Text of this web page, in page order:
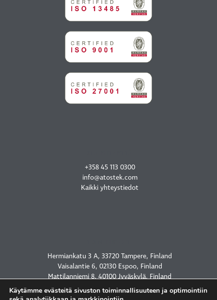
+358 45 113 0300
info@atostek.com
Kaikki yhteystiedot
Hermiankatu 3 A, 33720 Tampere, Finland
Vaisalantie 6, 02130 Espoo, Finland
Mattilanniemi 8, 40100 Jyväskylä, Finland
2450 Holcombe Blvd, Houston, TX 77021, USA
Käytämme evästeitä sivuston toiminnallisuuteen ja optimointiin